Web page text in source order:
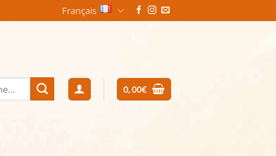
Français
0,00€